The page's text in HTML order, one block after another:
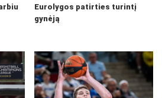
Eurolygos patirties turintį
gynėją